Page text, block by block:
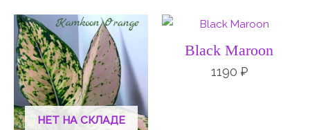
НЕТ НА СКЛАДЕ
Black Maroon
1190 ₽